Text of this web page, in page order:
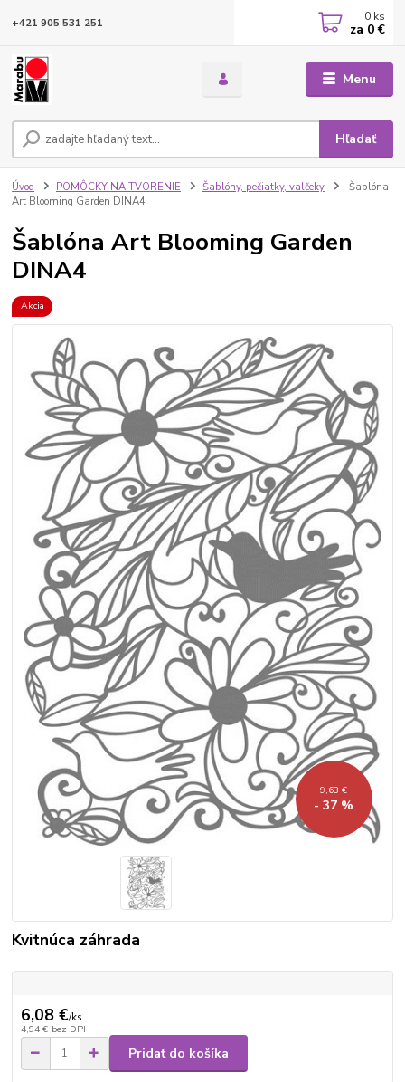
Menu
Hľadať
+421 905 531 251 0 ks
za 0 €
Úvod POMÔCKY NA TVORENIE Šablóny, pečiatky, valčeky
Šablóna
Art Blooming Garden DINA4
Šablóna Art Blooming Garden
DINA4
Akcia
9,63 €
- 37 %
Kvitnúca záhrada
6,08 €/ks
4,94 € bez DPH
Pridať do košíka